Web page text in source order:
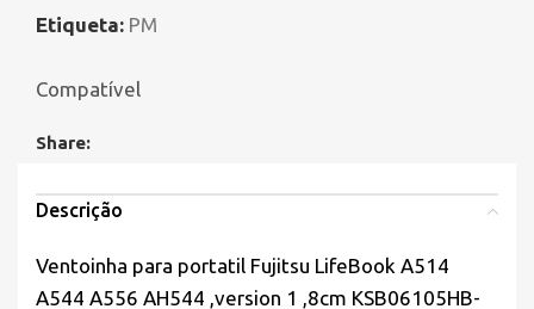
Etiqueta: PM
Compatível
Share:
Descrição
Ventoinha para portatil Fujitsu LifeBook A514
A544 A556 AH544 ,version 1 ,8cm KSB06105HB-